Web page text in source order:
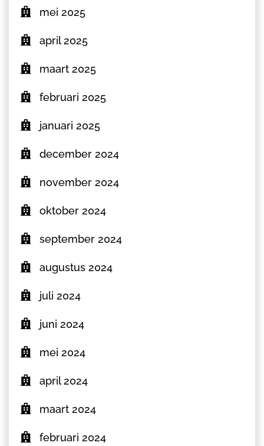
mei 2025
april 2025
maart 2025
februari 2025
januari 2025
december 2024
november 2024
oktober 2024
september 2024
augustus 2024
juli 2024
juni 2024
mei 2024
april 2024
maart 2024
februari 2024